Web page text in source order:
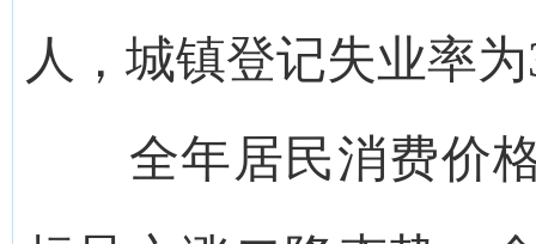
人，城镇登记失业率
全年居民消费价格